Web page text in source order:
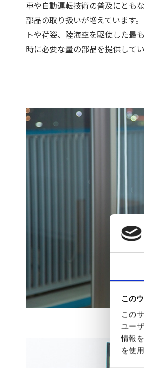
この
この
ユー
情報
を使
車や自動運転技術の普及にとも
部品の取り扱いが増えています
トや荷姿、陸海空を駆使した最
時に必要な量の部品を提供してい